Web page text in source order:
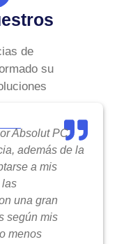
de
su
Absolut PC
además de la
a mis
las
una gran
según mis
menos